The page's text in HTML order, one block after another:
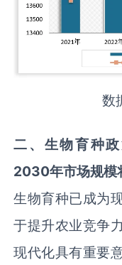
数
二 、 生物育种
2030年市场规模
生物育种已成为
于提升农业竞争
现代化具有重要